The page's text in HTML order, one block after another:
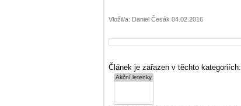
Vložil/a: Daniel Česák 04.02.2016
Článek je zařazen v těchto kategoriích: